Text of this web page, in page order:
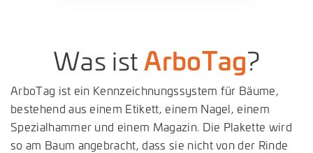
Was istArboTag?
ArboTag ist ein Kennzeichnungssystem für Bäume,
bestehend aus einem Etikett, einem Nagel, einem
Spezialhammer und einem Magazin. Die Plakette wird
so am Baum angebracht, dass sie nicht von der Rinde